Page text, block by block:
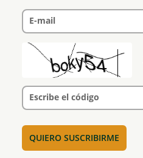
E-mail
Escribe el código